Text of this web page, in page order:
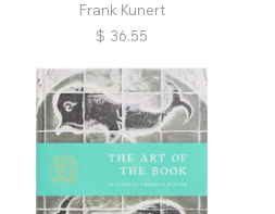
Frank Kunert
$ 36.55